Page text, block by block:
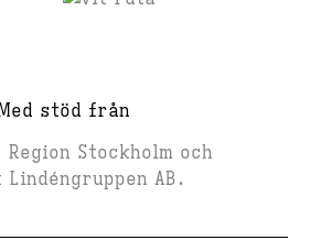
stöd från
Stockholm och
AB.